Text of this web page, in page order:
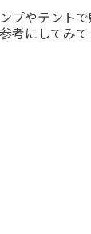
プやテント
考にしてみて